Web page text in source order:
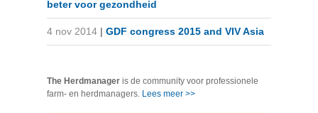
beter voor gezondheid
4 nov 2014 | GDF congress 2015 and VIV Asia
The Herdmanager is de community voor professionele
farm- en herdmanagers. Lees meer >>